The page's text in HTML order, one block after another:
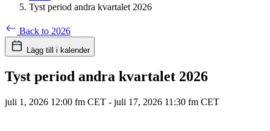
Tyst period andra kvartalet 2026
Back to 2026
Lägg till i kalender
Tyst period andra kvartalet 2026
juli 1, 2026 12:00 fm CET - juli 17, 2026 11:30 fm CET